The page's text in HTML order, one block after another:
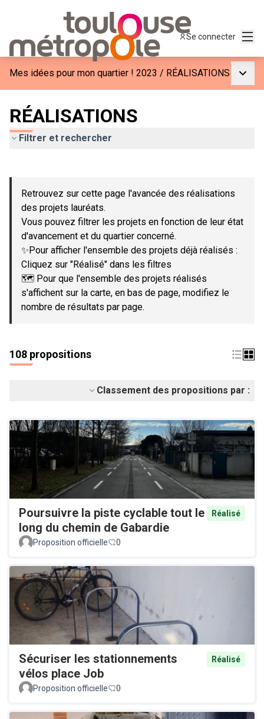
Se connecter
Mes idées pour mon quartier ! 2023 / RÉALISATIONS
RÉALISATIONS
Filtrer et rechercher
−
Retrouvez sur cette page l'avancée des réalisations
des projets lauréats.
Vous pouvez filtrer les projets en fonction de leur état
d'avancement et du quartier concerné.
✨Pour afficher l'ensemble des projets déjà réalisés :
Cliquez sur "Réalisé" dans les filtres
🗺️ Pour que l'ensemble des projets réalisés
s'affichent sur la carte, en bas de page, modifiez le
nombre de résultats par page.
108 propositions
Classement des propositions par :
Poursuivre la piste cyclable tout le
long du chemin de Gabardie
Réalisé
Proposition officielle 0
Sécuriser les stationnements
vélos place Job
Réalisé
Proposition officielle 0